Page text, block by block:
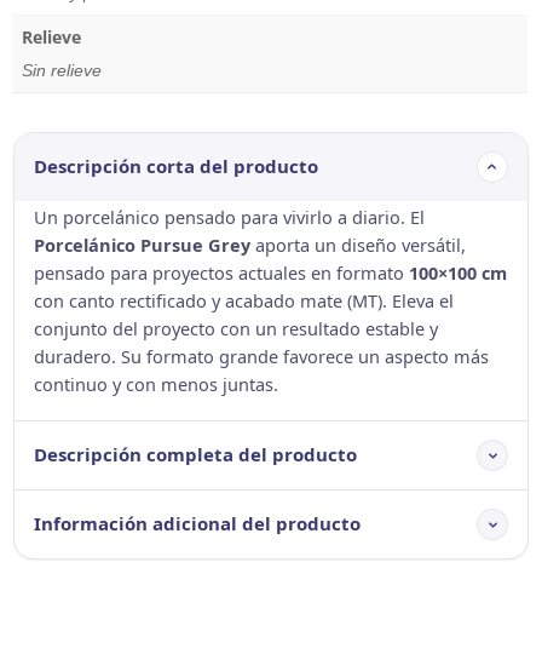
Relieve
Sin relieve
Descripción corta del producto
Un porcelánico pensado para vivirlo a diario. El
Porcelánico Pursue Grey aporta un diseño versátil,
pensado para proyectos actuales en formato 100×100 cm
con canto rectificado y acabado mate (MT). Eleva el
conjunto del proyecto con un resultado estable y
duradero. Su formato grande favorece un aspecto más
continuo y con menos juntas.
Descripción completa del producto
Información adicional del producto